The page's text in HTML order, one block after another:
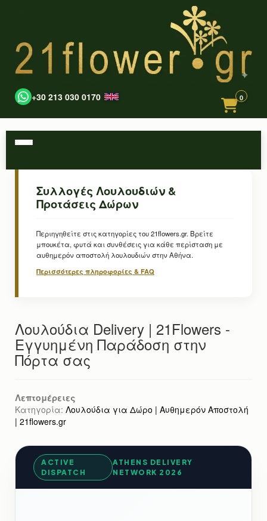
+30 213 030 0170 0
Συλλογές Λουλουδιών &
Προτάσεις Δώρων
Περιηγηθείτε στις κατηγορίες του 21flowers.gr. Βρείτε
μπουκέτα, φυτά και συνθέσεις για κάθε περίσταση με
αυθημερόν αποστολή λουλουδιών στην Αθήνα.
Περισσότερες πληροφορίες & FAQ
Λουλούδια Delivery | 21Flowers -
Εγγυημένη Παράδοση στην
Πόρτα σας
Λεπτομέρειες
Κατηγορία: Λουλούδια για Δώρο | Αυθημερόν Αποστολή
| 21flowers.gr
ACTIVE
DISPATCH
ATHENS DELIVERY
NETWORK 2026